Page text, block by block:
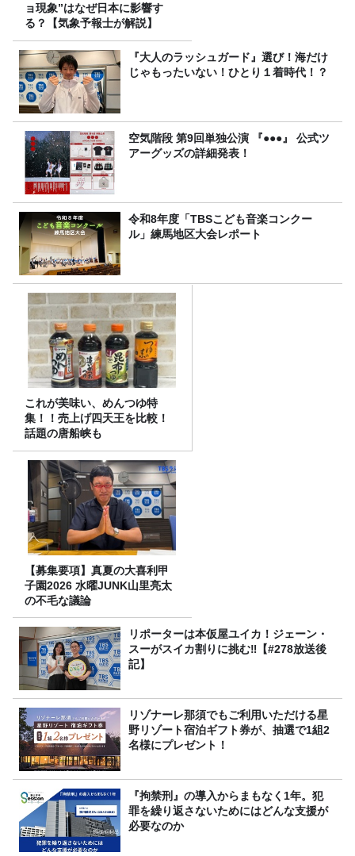
ョ現象”はなぜ日本に影響す
る？【気象予報士が解説】
『大人のラッシュガード』選び！海だけ
じゃもったいない！ひとり１着時代！？
空気階段 第9回単独公演 『●●●』 公式ツ
アーグッズの詳細発表！
令和8年度「TBSこども音楽コンクー
ル」練馬地区大会レポート
これが美味い、めんつゆ特
集！！売上げ四天王を比較！
話題の唐船峡も
【募集要項】真夏の大喜利甲
子園2026 水曜JUNK山里亮太
の不毛な議論
リポーターは本仮屋ユイカ！ジェーン・
スーがスイカ割りに挑む‼【#278放送後
記】
リゾナーレ那須でもご利用いただける星
野リゾート宿泊ギフト券が、抽選で1組2
名様にプレゼント！
『拘禁刑』の導入からまもなく1年。犯
罪を繰り返さないためにはどんな支援が
必要なのか